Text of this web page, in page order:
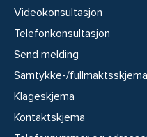
Videokonsultasjon
Telefonkonsultasjon
Send melding
Samtykke-/fullmaktsskjema
Klageskjema
Kontaktskjema